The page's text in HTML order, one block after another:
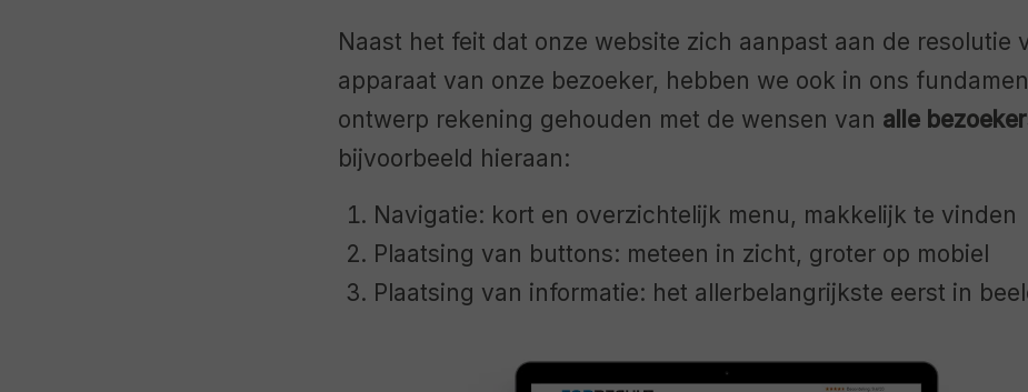
Naast het feit dat onze website zich aanpast aan de resolutie
apparaat van onze bezoeker, hebben we ook in ons
ontwerp rekening gehouden met de wensen van alle
bijvoorbeeld hieraan:
Navigatie: kort en overzichtelijk menu, makkelijk te vinden
Plaatsing van buttons: meteen in zicht, groter op mobiel
Plaatsing van informatie: het allerbelangrijkste eerst in